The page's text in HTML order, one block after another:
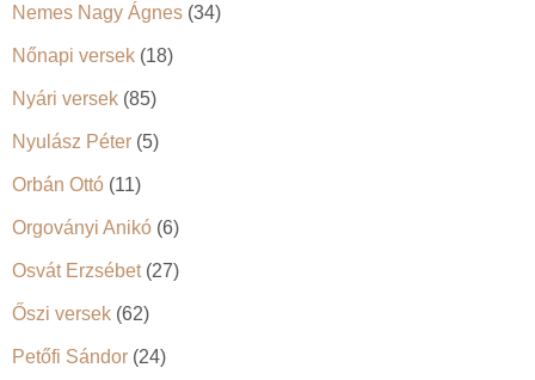
Nemes Nagy Ágnes (34)
Nőnapi versek (18)
Nyári versek (85)
Nyulász Péter (5)
Orbán Ottó (11)
Orgoványi Anikó (6)
Osvát Erzsébet(27)
Őszi versek (62)
Petőfi Sándor (24)